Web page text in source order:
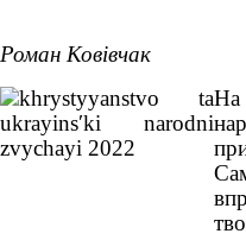
Роман Ковівчак
На